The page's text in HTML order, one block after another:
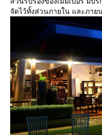
จัดไว้ทั้งส่วนภายใน และภาย